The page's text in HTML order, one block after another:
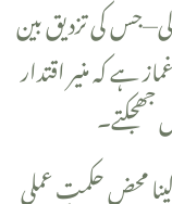
کی تزدیق بین
ہے کہ منیر اقتدار